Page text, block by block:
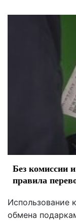
Без комиссии
правила
Использование
обмена